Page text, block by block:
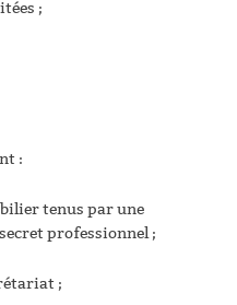
;
:
tenus par une
professionnel ;
;